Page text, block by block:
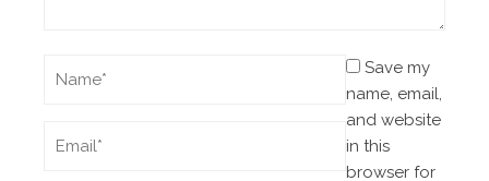
Save my
name, email,
and website
in this
browser for